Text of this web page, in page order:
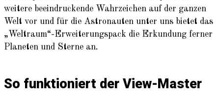
weitere beeindruckende Wahrzeichen auf der ganzen
Welt vor und für die Astronauten unter uns bietet das
„Weltraum“-Erweiterungspack die Erkundung ferner
Planeten und Sterne an.
So funktioniert der View-Master